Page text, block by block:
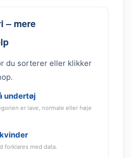
– mere
du sorterer eller klikker
undertøj
er lave, normale eller høje
forklares med data.